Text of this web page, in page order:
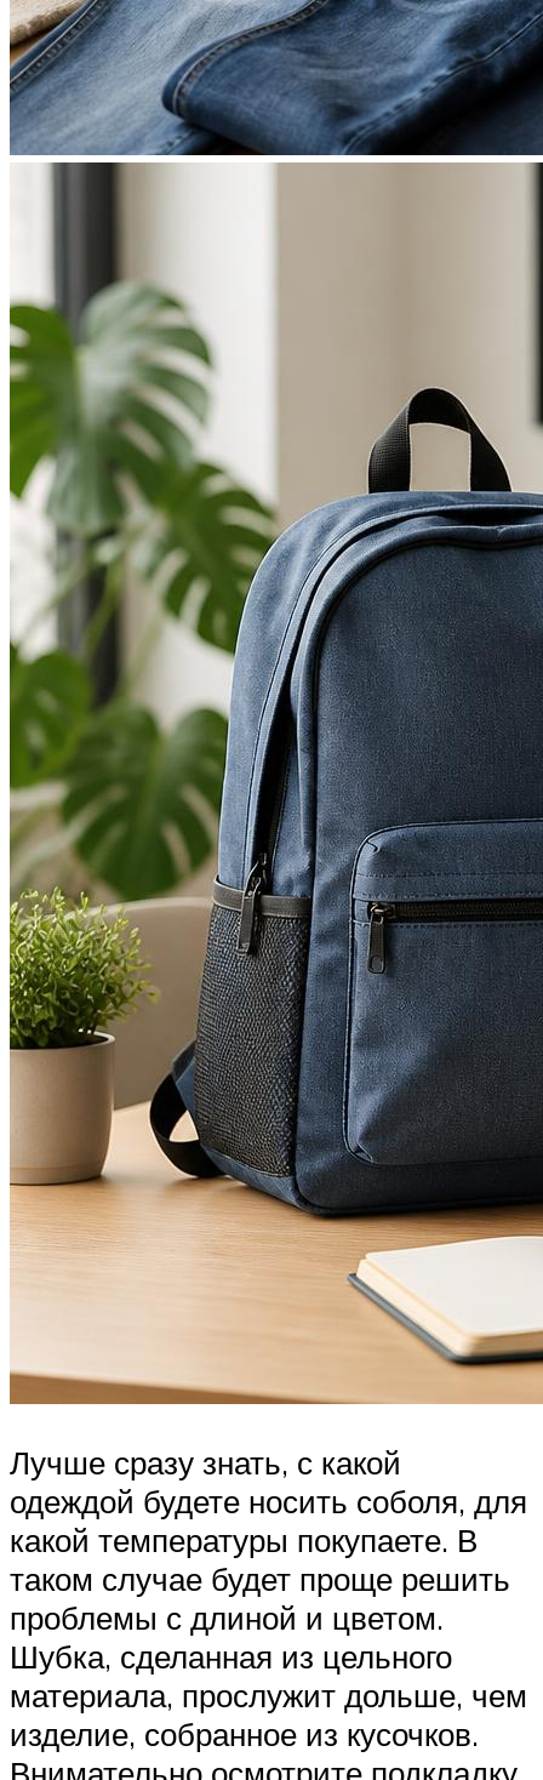
Лучше сразу знать, с какой
одеждой будете носить соболя, для
какой температуры покупаете. В
таком случае будет проще решить
проблемы с длиной и цветом.
Шубка, сделанная из цельного
материала, прослужит дольше, чем
изделие, собранное из кусочков.